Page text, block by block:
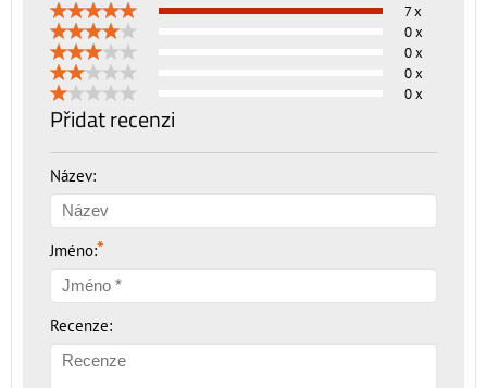
7 x
0 x
0 x
0 x
0 x
Přidat recenzi
Název:
Jméno:*
Recenze: